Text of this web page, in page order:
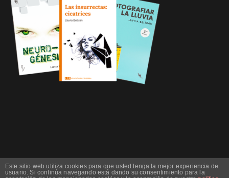
Este sitio web utiliza cookies para que usted tenga la mejor experiencia de
usuario. Si continúa navegando está dando su consentimiento para la